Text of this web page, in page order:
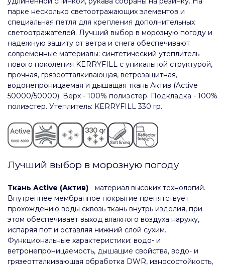
парке несколько светоотражающих элементов и
специальная петля для крепления дополнительных
светоотражателей. Лучший выбор в морозную погоду и
надежную защиту от ветра и снега обеспечивают
современные материалы: синтетический утеплитель
нового поколения KERRYFILL с уникальной структурой,
прочная, грязеотталкивающая, ветрозащитная,
водонепроницаемая и дышащая ткань Актив (Active
50000/50000). Верх - 100% полиэстер. Подкладка - 100%
полиэстер. Утеплитель: KERRYFILL 330 гр.
Лучший выбор в морозную погоду
Ткань Active (Актив) - материал высоких технологий.
Внутреннее мембранное покрытие препятствует
прохождению воды сквозь ткань внутрь изделия, при
этом обеспечивает выход влажного воздуха наружу,
испаряя пот и оставляя нижний слой сухим.
Функциональные характеристики: водо- и
ветронепроницаемость, дышащие свойства, водо- и
грязеотталкивающая обработка DWR, износостойкость,